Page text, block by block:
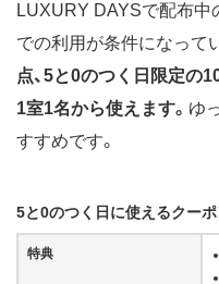
LUXURY DAYSで配布中
での利用が条件になって
点、5と0のつく日限定の
1室1名から使えます。 ゆ
すすめです。
5と0のつく日に使えるクー
特典